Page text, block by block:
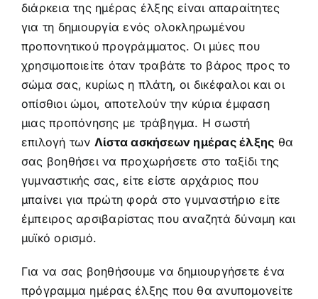
διάρκεια της ημέρας έλξης είναι απαραίτητες
για τη δημιουργία ενός ολοκληρωμένου
προπονητικού προγράμματος. Οι μύες που
χρησιμοποιείτε όταν τραβάτε το βάρος προς το
σώμα σας, κυρίως η πλάτη, οι δικέφαλοι και οι
οπίσθιοι ώμοι, αποτελούν την κύρια έμφαση
μιας προπόνησης με τράβηγμα. Η σωστή
επιλογή των Λίστα ασκήσεων ημέρας έλξης θα
σας βοηθήσει να προχωρήσετε στο ταξίδι της
γυμναστικής σας, είτε είστε αρχάριος που
μπαίνει για πρώτη φορά στο γυμναστήριο είτε
έμπειρος αρσιβαρίστας που αναζητά δύναμη και
μυϊκό ορισμό.
Για να σας βοηθήσουμε να δημιουργήσετε ένα
πρόγραμμα ημέρας έλξης που θα ανυπομονείτε